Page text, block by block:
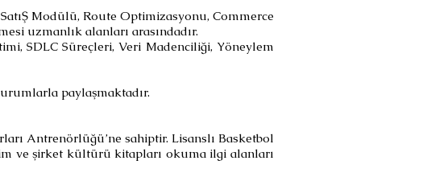
Modülü, Route Optimizasyonu, Commerce
uzmanlık alanları arasındadır.
SDLC Süreçleri, Veri Madenciliği, Yöneylem
paylaşmaktadır.
Antrenörlüğü’ne sahiptir. Lisanslı Basketbol
ve şirket kültürü kitapları okuma ilgi alanları